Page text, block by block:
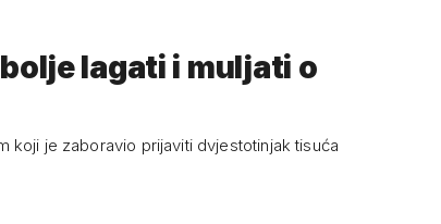
lagati i muljati o
koji je zaboravio prijaviti dvjestotinjak tisuća